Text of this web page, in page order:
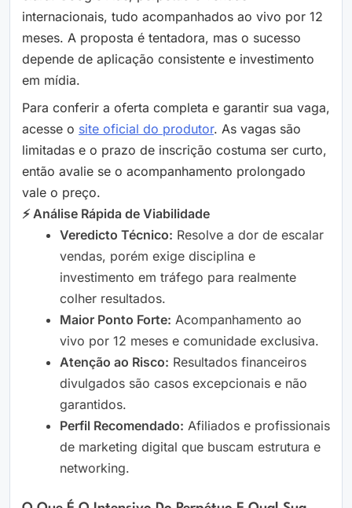
internacionais, tudo acompanhados ao vivo por 12
meses. A proposta é tentadora, mas o sucesso
depende de aplicação consistente e investimento
em mídia.
Para conferir a oferta completa e garantir sua vaga,
acesse o site oficial do produtor. As vagas são
limitadas e o prazo de inscrição costuma ser curto,
então avalie se o acompanhamento prolongado
vale o preço.
⚡ Análise Rápida de Viabilidade
Veredicto Técnico: Resolve a dor de escalar
vendas, porém exige disciplina e
investimento em tráfego para realmente
colher resultados.
Maior Ponto Forte: Acompanhamento ao
vivo por 12 meses e comunidade exclusiva.
Atenção ao Risco: Resultados financeiros
divulgados são casos excepcionais e não
garantidos.
Perfil Recomendado: Afiliados e profissionais
de marketing digital que buscam estrutura e
networking.